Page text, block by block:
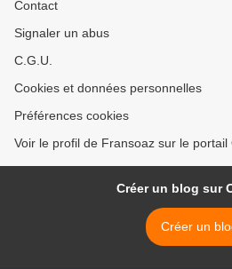
Contact
Signaler un abus
C.G.U.
Cookies et données personnelles
Préférences cookies
Voir le profil de Fransoaz sur le portail
Créer un blog sur
Créer un